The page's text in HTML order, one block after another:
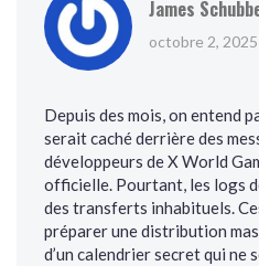
James
octobre 2,
Depuis des mois, on entend
serait caché derrière des
développeurs de X World
officielle. Pourtant, les logs
des transferts inhabituels.
préparer une distribution
d’un calendrier secret qui ne